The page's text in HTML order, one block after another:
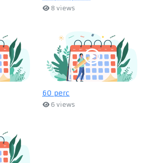
8 views
60 perc
6 views